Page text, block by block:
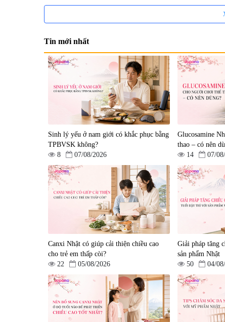
Tẩy tế bào chết Nichiei
Bussan Nano NMN+
Peeling Gel Luxury 200g
1.490.000 đ
Viên uống hỗ trợ bền
mạch, ngừa tai biến
Plus & Nattokinase
80 viên
980.000 đ
Viên uống hỗ trợ giấc ngủ
Fujina Sleepy Nhật Bản 80
13.760
580.000 đ
Viên uống phòng ngừa &
hỗ trợ điều trị đột quỵ
|0
1.570.000 đ
Tin mới nhất
Sinh lý yếu ở nam giới có khắc phục bằng
TPBVSK không?
8
07/08/2026
Glucosamine
thao – có nên
14
07/
Canxi Nhật có giúp cải thiện chiều cao
cho trẻ em thấp còi?
22
05/08/2026
Giải pháp tăng
sản phẩm Nhật
50
04/